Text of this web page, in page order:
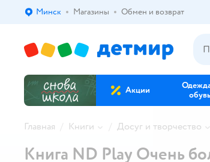
Выбор адреса доставки.
Минск Магазины Обмен и возврат
Акции
обувь
Главная Книги Досуг и творчество
Книга ND Play Очень